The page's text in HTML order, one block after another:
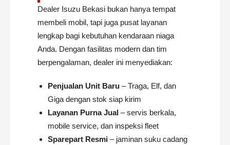
Dealer Isuzu Bekasi bukan hanya tempat
membeli mobil, tapi juga pusat layanan
lengkap bagi kebutuhan kendaraan niaga
Anda. Dengan fasilitas modern dan tim
berpengalaman, dealer ini menyediakan:
Penjualan Unit Baru – Traga, Elf, dan
Giga dengan stok siap kirim
Layanan Purna Jual – servis berkala,
mobile service, dan inspeksi fleet
Sparepart Resmi – jaminan suku cadang